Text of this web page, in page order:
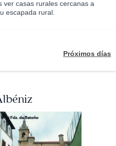
ver casas rurales cercanas a
escapada rural.
Próximos días
Unai Fdz. de Betoño